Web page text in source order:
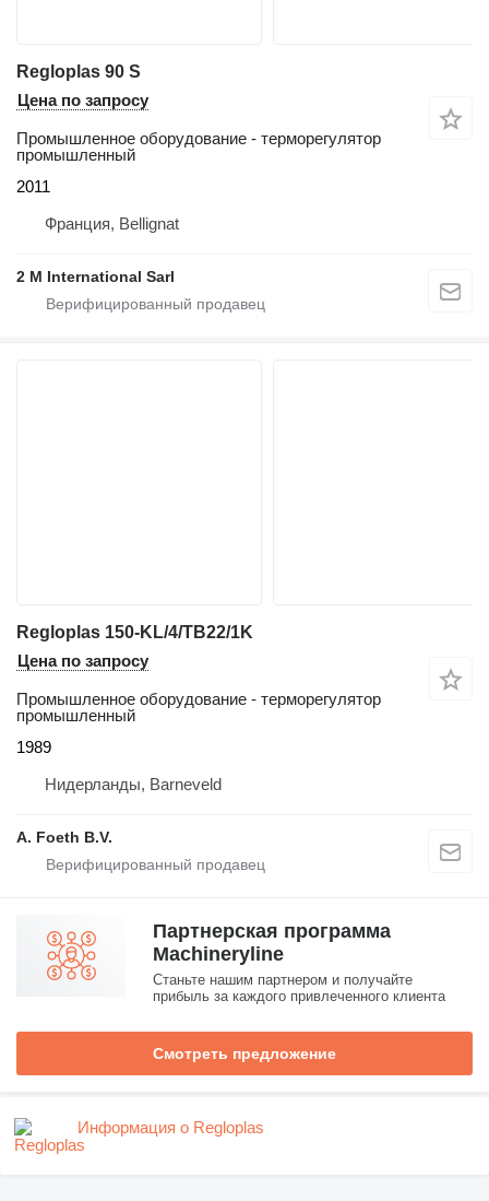
Regloplas 90 S
Цена по запросу
Промышленное оборудование - терморегулятор
промышленный
2011
Франция, Bellignat
2 M International Sarl
Regloplas 150-KL/4/TB22/1K
Цена по запросу
Промышленное оборудование - терморегулятор
промышленный
1989
Нидерланды, Barneveld
A. Foeth B.V.
Партнерская программа
Machineryline
Станьте нашим партнером и получайте
прибыль за каждого привлеченного клиента
Смотреть предложение
Информация о Regloplas